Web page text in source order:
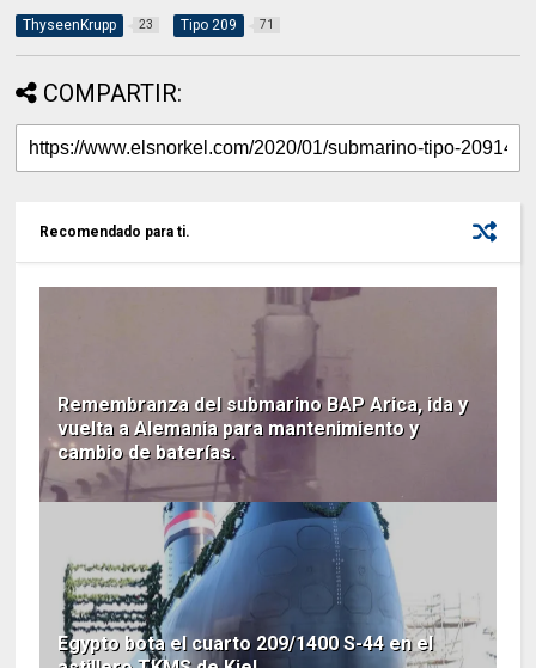
ThyseenKrupp 23 Tipo 209 71
COMPARTIR:
Recomendado para ti.
Remembranza del submarino BAP Arica, ida y
vuelta a Alemania para mantenimiento y
cambio de baterías.
Egypto bota el cuarto 209/1400 S-44 en el